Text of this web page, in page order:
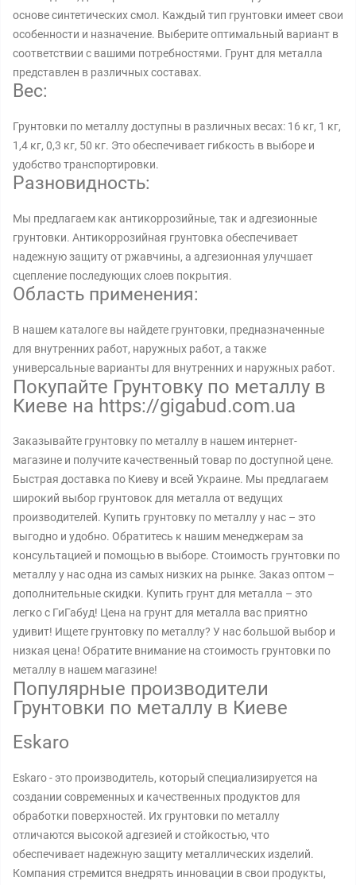
основе синтетических смол. Каждый тип грунтовки имеет свои
особенности и назначение. Выберите оптимальный вариант в
соответствии с вашими потребностями. Грунт для металла
представлен в различных составах.
Вес:
Грунтовки по металлу доступны в различных весах: 16 кг, 1 кг,
1,4 кг, 0,3 кг, 50 кг. Это обеспечивает гибкость в выборе и
удобство транспортировки.
Разновидность:
Мы предлагаем как антикоррозийные, так и адгезионные
грунтовки. Антикоррозийная грунтовка обеспечивает
надежную защиту от ржавчины, а адгезионная улучшает
сцепление последующих слоев покрытия.
Область применения:
В нашем каталоге вы найдете грунтовки, предназначенные
для внутренних работ, наружных работ, а также
универсальные варианты для внутренних и наружных работ.
Покупайте Грунтовку по металлу в
Киеве на https://gigabud.com.ua
Заказывайте грунтовку по металлу в нашем интернет-
магазине и получите качественный товар по доступной цене.
Быстрая доставка по Киеву и всей Украине. Мы предлагаем
широкий выбор грунтовок для металла от ведущих
производителей. Купить грунтовку по металлу у нас – это
выгодно и удобно. Обратитесь к нашим менеджерам за
консультацией и помощью в выборе. Стоимость грунтовки по
металлу у нас одна из самых низких на рынке. Заказ оптом –
дополнительные скидки. Купить грунт для металла – это
легко с ГиГабуд! Цена на грунт для металла вас приятно
удивит! Ищете грунтовку по металлу? У нас большой выбор и
низкая цена! Обратите внимание на стоимость грунтовки по
металлу в нашем магазине!
Популярные производители
Грунтовки по металлу в Киеве
Eskaro
Eskaro - это производитель, который специализируется на
создании современных и качественных продуктов для
обработки поверхностей. Их грунтовки по металлу
отличаются высокой адгезией и стойкостью, что
обеспечивает надежную защиту металлических изделий.
Компания стремится внедрять инновации в свои продукты,